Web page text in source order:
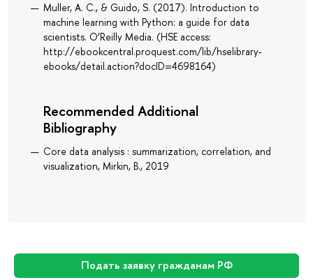
Подать заявку гражданам РФ
Muller, A. C., & Guido, S. (2017). Introduction to
machine learning with Python: a guide for data
scientists. O’Reilly Media. (HSE access:
http://ebookcentral.proquest.com/lib/hselibrary-
ebooks/detail.action?docID=4698164)
Recommended Additional
Bibliography
Core data analysis : summarization, correlation, and
visualization, Mirkin, B., 2019